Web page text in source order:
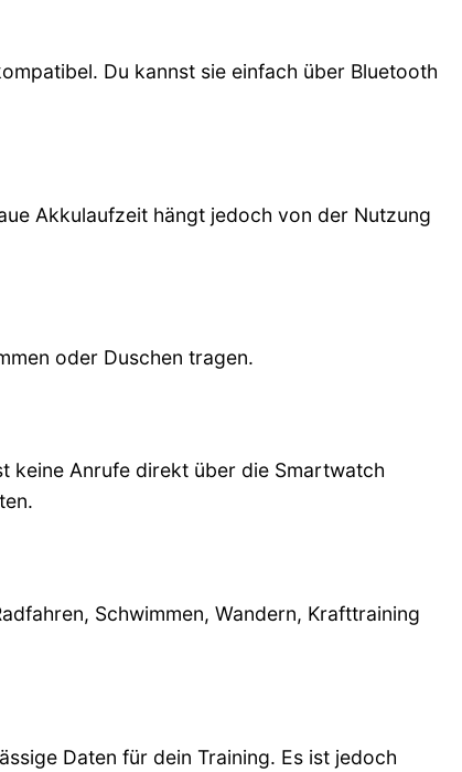
Du kannst sie einfach über Bluetooth
Akkulaufzeit hängt jedoch von der Nutzung
oder Duschen tragen.
keine Anrufe direkt über die Smartwatch
Schwimmen, Wandern, Krafttraining
Daten für dein Training. Es ist jedoch